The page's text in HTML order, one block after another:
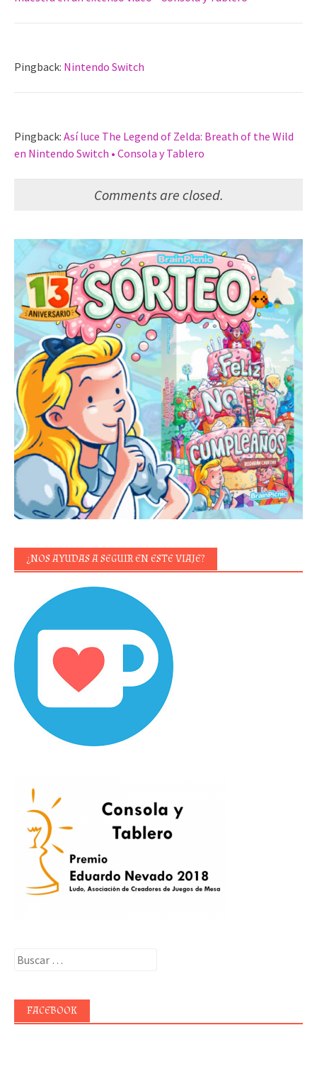
Pingback: Nintendo Switch
Pingback: Así luce The Legend of Zelda: Breath of the Wild
en Nintendo Switch • Consola y Tablero
Comments are closed.
¿NOS AYUDAS A SEGUIR EN ESTE VIAJE?
Buscar:
FACEBOOK